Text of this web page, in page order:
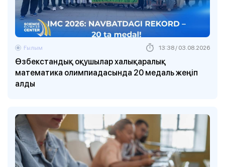
Өзбекстандық оқушылар халықаралық
математика олимпиадасында 20 медаль жеңіп
алды
Ғылым 13:38 / 03.08.2026